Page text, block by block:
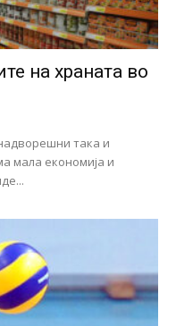
на храната во
така и
мала економија и